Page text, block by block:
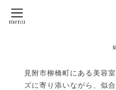
見附市柳橋町にある美容
ズに寄り添いながら、似